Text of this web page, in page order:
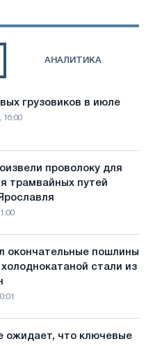
АНАЛИТИКА
грузовиков в июле
16:00
проволоку для
трамвайных путей
окончательные пошлины
стали из
ожидает, что ключевые